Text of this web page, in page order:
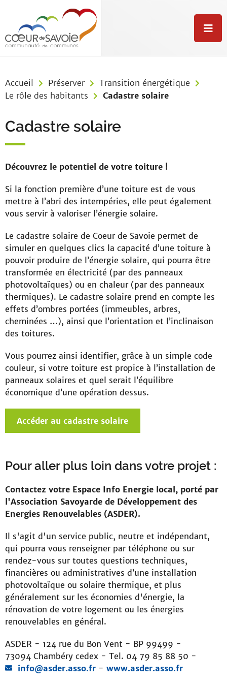
Aller à la recherche
M
e
Accueil
Préserver
Transition énergétique
Le rôle des habitants
Cadastre solaire
Cadastre solaire
Découvrez le potentiel de votre toiture !
Si la fonction première d’une toiture est de vous
mettre à l’abri des intempéries, elle peut également
vous servir à valoriser l’énergie solaire.
Le cadastre solaire de Coeur de Savoie permet de
simuler en quelques clics la capacité d’une toiture à
pouvoir produire de l’énergie solaire, qui pourra être
transformée en électricité (par des panneaux
photovoltaïques) ou en chaleur (par des panneaux
thermiques). Le cadastre solaire prend en compte les
effets d’ombres portées (immeubles, arbres,
cheminées …), ainsi que l’orientation et l’inclinaison
des toitures.
Vous pourrez ainsi identifier, grâce à un simple code
couleur, si votre toiture est propice à l’installation de
panneaux solaires et quel serait l’équilibre
économique d’une opération dessus.
Accéder au cadastre solaire
Pour aller plus loin dans votre projet :
Contactez votre Espace Info Energie local, porté par
l'Association Savoyarde de Développement des
Energies Renouvelables (ASDER).
Il s'agit d'un service public, neutre et indépendant,
qui pourra vous renseigner par téléphone ou sur
rendez-vous sur toutes questions techniques,
financières ou administratives d’une installation
photovoltaïque ou solaire thermique, et plus
généralement sur les économies d'énergie, la
rénovation de votre logement ou les énergies
renouvelables en général.
ASDER - 124 rue du Bon Vent - BP 99499 -
73094 Chambéry cedex - Tel. 04 79 85 88 50 -
info@asder.asso.fr - www.asder.asso.fr